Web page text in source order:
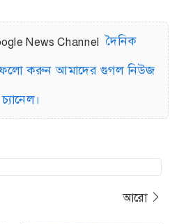
দৈনিক
করুন আমাদের গুগল নিউজ
চ্যানেল।
আরো